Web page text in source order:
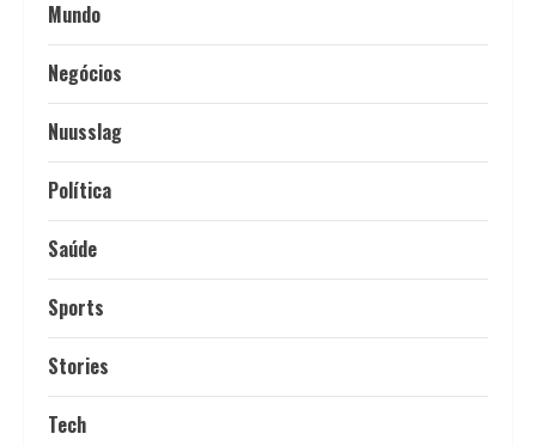
Mundo
Negócios
Nuusslag
Política
Saúde
Sports
Stories
Tech